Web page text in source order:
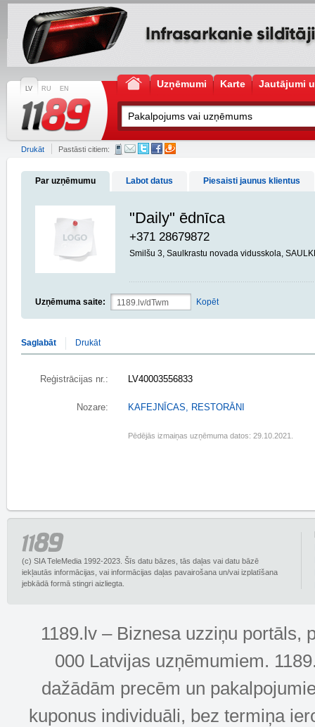
LV RU EN Uzņēmumi Karte Jautājumi
Drukāt Pastāsti citiem:
Par uzņēmumu Labot datus Piesaisti jaunus klientus
"Daily" ēdnīca
+371 28679872
Smilšu 3, Saulkrastu novada vidusskola,
Uzņēmuma saite: Kopēt
Saglabāt Drukāt
Reģistrācijas nr.: LV40003556833
Nozare: KAFEJNĪCAS, RESTORĀNI
Pēdējās izmaiņas uzņēmuma datos: 29.10.2021.
(c) SIA TeleMedia 1992-2023. Šīs datu bāzes, tās daļas vai datu bāzē
iekļautās informācijas, vai informācijas daļas pavairošana un/vai izplatīšana
jebkādā formā stingri aizliegta.
1189.lv – Biznesa uzziņu portāls,
000 Latvijas uzņēmumiem.
dažādām precēm un
kuponus individuāli, bez termiņa